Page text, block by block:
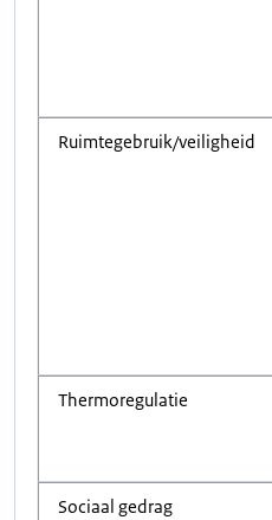
Ruimtegebruik/veiligheid
Thermoregulatie
Sociaal gedrag